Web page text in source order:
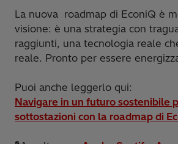
La nuova roadmap di EconiQ è
visione: è una strategia con
raggiunti, una tecnologia reale
reale. Pronto per essere
Puoi anche leggerlo qui:
Navigare in un futuro sostenibile
sottostazioni con la roadmap di